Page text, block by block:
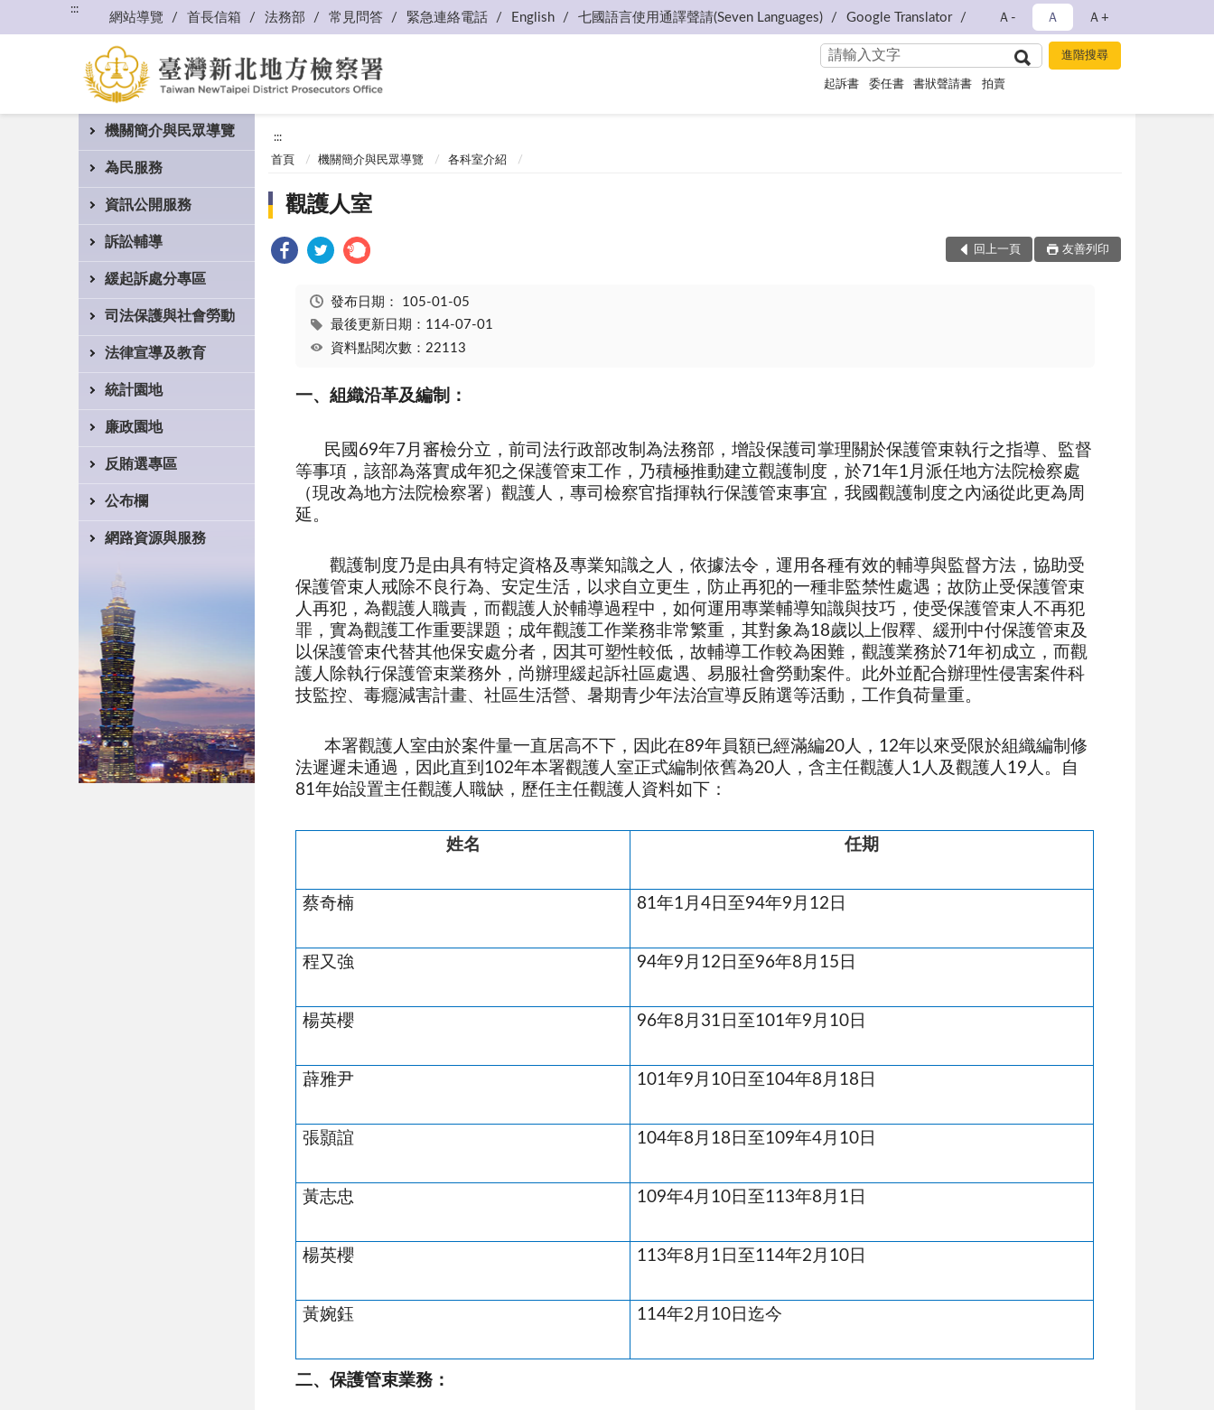
:::
網站導覽 首長信箱 法務部 常見問答 緊急連絡電話 English 七國語言使用通譯聲請(Seven Languages) Google Translator Ａ- Ａ Ａ+
起訴書 委任書 書狀聲請書 拍賣
機關簡介與民眾導覽
為民服務
資訊公開服務
訴訟輔導
緩起訴處分專區
司法保護與社會勞動
法律宣導及教育
統計園地
廉政園地
反賄選專區
公布欄
網路資源與服務
:::
首頁 機關簡介與民眾導覽 各科室介紹
觀護人室
回上一頁 友善列印
發布日期： 105-01-05
最後更新日期：114-07-01
資料點閱次數：22113
一、組織沿革及編制：
民國69年7月審檢分立，前司法行政部改制為法務部，增設保護司掌理關於保護管束執行之指導、監督
等事項，該部為落實成年犯之保護管束工作，乃積極推動建立觀護制度，於71年1月派任地方法院檢察處
（現改為地方法院檢察署）觀護人，專司檢察官指揮執行保護管束事宜，我國觀護制度之內涵從此更為周
延。
觀護制度乃是由具有特定資格及專業知識之人，依據法令，運用各種有效的輔導與監督方法，協助受
保護管束人戒除不良行為、安定生活，以求自立更生，防止再犯的一種非監禁性處遇；故防止受保護管束
人再犯，為觀護人職責，而觀護人於輔導過程中，如何運用專業輔導知識與技巧，使受保護管束人不再犯
罪，實為觀護工作重要課題；成年觀護工作業務非常繁重，其對象為18歲以上假釋、緩刑中付保護管束及
以保護管束代替其他保安處分者，因其可塑性較低，故輔導工作較為困難，觀護業務於71年初成立，而觀
護人除執行保護管束業務外，尚辦理緩起訴社區處遇、易服社會勞動案件。此外並配合辦理性侵害案件科
技監控、毒癮減害計畫、社區生活營、暑期青少年法治宣導反賄選等活動，工作負荷量重。
本署觀護人室由於案件量一直居高不下，因此在89年員額已經滿編20人，12年以來受限於組織編制修
法遲遲未通過，因此直到102年本署觀護人室正式編制依舊為20人，含主任觀護人1人及觀護人19人。自
81年始設置主任觀護人職缺，歷任主任觀護人資料如下：
姓名 任期
蔡奇楠 81年1 月4 日至 94年9 月 12 日
程又強 94年9 月 12 日至 96年8 月 15 日
楊英櫻 96年8 月 31 日至 101年9 月 10 日
薜雅尹 101年9 月 10 日至 104年8 月 18 日
張顥誼 104年8月18日至 109年4月10日
黃志忠 109年4月10日 至 113年8月1日
楊英櫻 113年8月1日至 114年2月10日
黃婉鈺 114年2月10日迄今
二、保護管束業務：